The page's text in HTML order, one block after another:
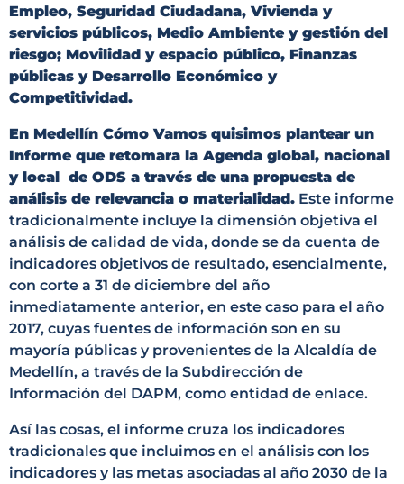
Empleo, Seguridad Ciudadana, Vivienda y
servicios públicos, Medio Ambiente y gestión del
riesgo; Movilidad y espacio público, Finanzas
públicas y Desarrollo Económico y
Competitividad.
En Medellín Cómo Vamos quisimos plantear un
Informe que retomara la Agenda global, nacional
y local de ODS a través de una propuesta de
análisis de relevancia o materialidad. Este informe
tradicionalmente incluye la dimensión objetiva el
análisis de calidad de vida, donde se da cuenta de
indicadores objetivos de resultado, esencialmente,
con corte a 31 de diciembre del año
inmediatamente anterior, en este caso para el año
2017, cuyas fuentes de información son en su
mayoría públicas y provenientes de la Alcaldía de
Medellín, a través de la Subdirección de
Información del DAPM, como entidad de enlace.
Así las cosas, el informe cruza los indicadores
tradicionales que incluimos en el análisis con los
indicadores y las metas asociadas al año 2030 de la